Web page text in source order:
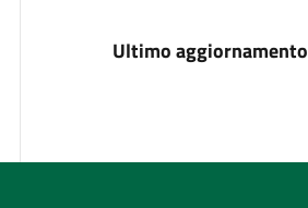
Ultimo aggiornamento